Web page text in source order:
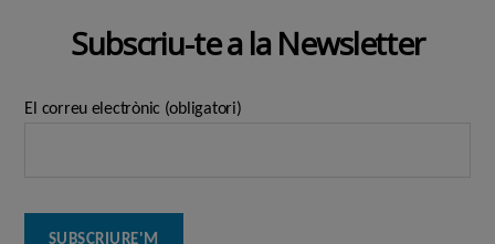
Subscriu-te a la Newsletter
El correu electrònic (obligatori)